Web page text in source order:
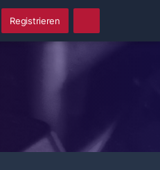
Registrieren